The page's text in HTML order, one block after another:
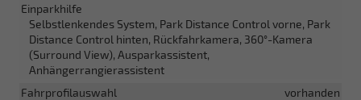
Einparkhilfe
Selbstlenkendes System, Park Distance Control vorne, Park
Distance Control hinten, Rückfahrkamera, 360°-Kamera
(Surround View), Ausparkassistent,
Anhängerrangierassistent
Fahrprofilauswahl
vorhanden